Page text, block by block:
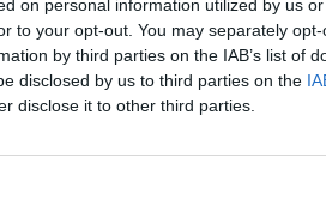
on personal information utilized by us
to your opt-out. You may separately
by third parties on the IAB’s list of
disclosed by us to third parties on the
disclose it to other third parties.
indipendenti, e su
due advisor
sia dal punto
«Bisogna
«Non